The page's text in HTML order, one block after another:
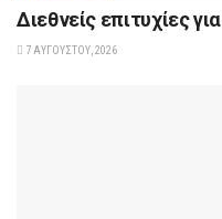
Διεθνείς επιτυχίες
7 ΑΥΓΟΎΣΤΟΥ, 2026